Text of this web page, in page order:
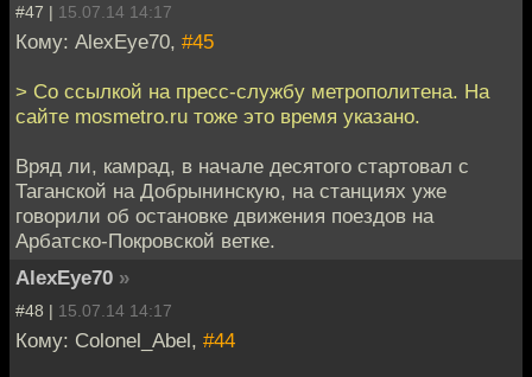
#47 | 15.07.14 14:17
Кому: AlexEye70, #45
> Со ссылкой на пресс-службу метрополитена. На
сайте mosmetro.ru тоже это время указано.
Вряд ли, камрад, в начале десятого стартовал с
Таганской на Добрынинскую, на станциях уже
говорили об остановке движения поездов на
Арбатско-Покровской ветке.
AlexEye70 »
#48 | 15.07.14 14:17
Кому: Colonel_Abel, #44